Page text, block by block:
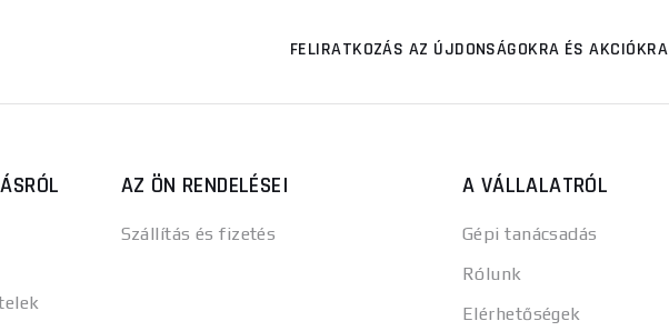
FELIRATKOZÁS AZ ÚJDONSÁGOKRA ÉS AKCIÓKRA
AZ ÖN RENDELÉSEI
Szállítás és fizetés
A VÁLLALATRÓL
Gépi tanácsadás
Rólunk
Elérhetőségek